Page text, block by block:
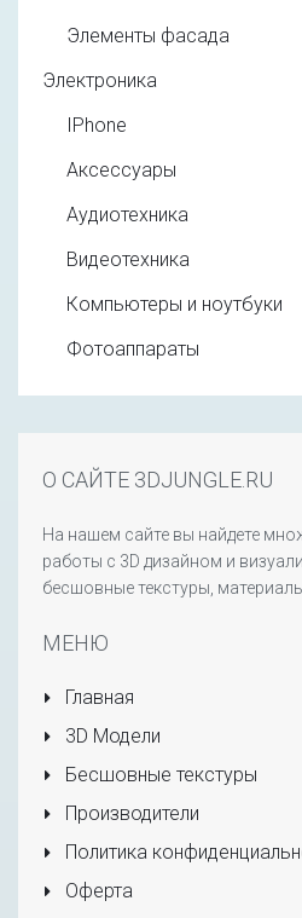
Элементы фасада
Электроника
IPhone
Аксессуары
Аудиотехника
Видеотехника
Компьютеры и ноутбуки
Фотоаппараты
О САЙТЕ 3DJUNGLE.RU
На нашем сайте вы найдете
работы с 3D дизайном и
бесшовные текстуры,
МЕНЮ
Главная
3D Модели
Бесшовные текстуры
Производители
Политика
Оферта